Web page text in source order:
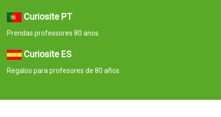
Curiosite PT
Prendas professores 80 anos
Curiosite ES
Regalos para profesores de 80 años